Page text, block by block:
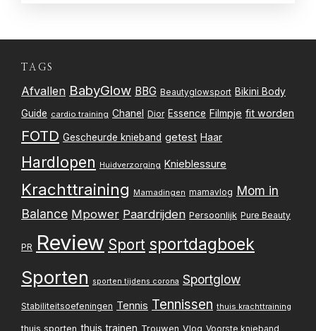
TAGS
Afvallen BabyGlow BBG Beautyglowsport Bikini Body
Guide cardio training Chanel Dior Essence Filmpje fit worden
FOTD Gescheurde knieband getest Haar
Hardlopen Huidverzorging Knieblessure
Krachttraining Mamadingen mamavlog Mom in
Balance Mpower Paardrijden Persoonlijk Pure Beauty
PR Review Sport sportdagboek
Sporten sporten tijdens corona Sportglow
Stabiliteitsoefeningen Tennis Tennissen thuis krachttraining
thuis sporten thuis trainen Trouwen Vlog Voorste knieband